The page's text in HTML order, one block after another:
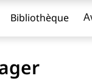
Bibliothèque